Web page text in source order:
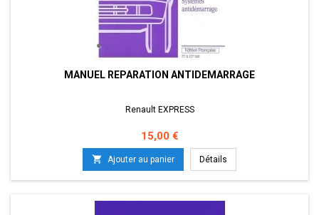
MANUEL REPARATION ANTIDEMARRAGE
Renault EXPRESS
Prix
15,00 €
 Ajouter au panier Détails